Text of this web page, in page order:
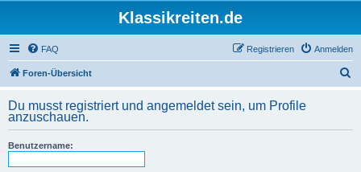
Klassikreiten.de
FAQ Anmelden
Registrieren
Foren-Übersicht
h
Du musst registriert und angemeldet sein, um Profile
anzuschauen.
Benutzername: